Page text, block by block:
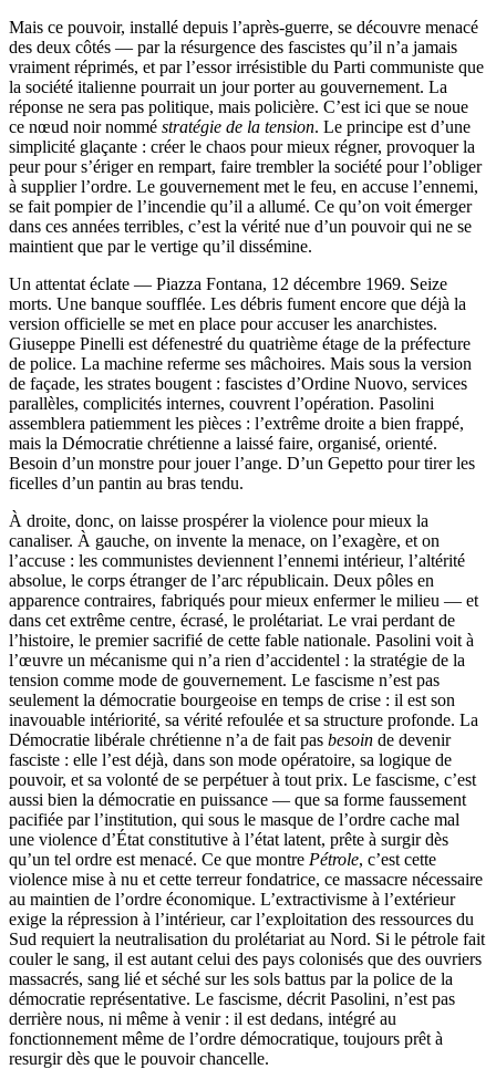
Mais ce pouvoir, installé depuis l’après-guerre, se découvre menacé
des deux côtés — par la résurgence des fascistes qu’il n’a jamais
vraiment réprimés, et par l’essor irrésistible du Parti communiste que
la société italienne pourrait un jour porter au gouvernement. La
réponse ne sera pas politique, mais policière. C’est ici que se noue
ce nœud noir nommé stratégie de la tension. Le principe est d’une
simplicité glaçante : créer le chaos pour mieux régner, provoquer la
peur pour s’ériger en rempart, faire trembler la société pour l’obliger
à supplier l’ordre. Le gouvernement met le feu, en accuse l’ennemi,
se fait pompier de l’incendie qu’il a allumé. Ce qu’on voit émerger
dans ces années terribles, c’est la vérité nue d’un pouvoir qui ne se
maintient que par le vertige qu’il dissémine.
Un attentat éclate — Piazza Fontana, 12 décembre 1969. Seize
morts. Une banque soufflée. Les débris fument encore que déjà la
version officielle se met en place pour accuser les anarchistes.
Giuseppe Pinelli est défenestré du quatrième étage de la préfecture
de police. La machine referme ses mâchoires. Mais sous la version
de façade, les strates bougent : fascistes d’Ordine Nuovo, services
parallèles, complicités internes, couvrent l’opération. Pasolini
assemblera patiemment les pièces : l’extrême droite a bien frappé,
mais la Démocratie chrétienne a laissé faire, organisé, orienté.
Besoin d’un monstre pour jouer l’ange. D’un Gepetto pour tirer les
ficelles d’un pantin au bras tendu.
À droite, donc, on laisse prospérer la violence pour mieux la
canaliser. À gauche, on invente la menace, on l’exagère, et on
l’accuse : les communistes deviennent l’ennemi intérieur, l’altérité
absolue, le corps étranger de l’arc républicain. Deux pôles en
apparence contraires, fabriqués pour mieux enfermer le milieu — et
dans cet extrême centre, écrasé, le prolétariat. Le vrai perdant de
l’histoire, le premier sacrifié de cette fable nationale. Pasolini voit à
l’œuvre un mécanisme qui n’a rien d’accidentel : la stratégie de la
tension comme mode de gouvernement. Le fascisme n’est pas
seulement la démocratie bourgeoise en temps de crise : il est son
inavouable intériorité, sa vérité refoulée et sa structure profonde. La
Démocratie libérale chrétienne n’a de fait pas besoin de devenir
fasciste : elle l’est déjà, dans son mode opératoire, sa logique de
pouvoir, et sa volonté de se perpétuer à tout prix. Le fascisme, c’est
aussi bien la démocratie en puissance — que sa forme faussement
pacifiée par l’institution, qui sous le masque de l’ordre cache mal
une violence d’État constitutive à l’état latent, prête à surgir dès
qu’un tel ordre est menacé. Ce que montre Pétrole, c’est cette
violence mise à nu et cette terreur fondatrice, ce massacre nécessaire
au maintien de l’ordre économique. L’extractivisme à l’extérieur
exige la répression à l’intérieur, car l’exploitation des ressources du
Sud requiert la neutralisation du prolétariat au Nord. Si le pétrole fait
couler le sang, il est autant celui des pays colonisés que des ouvriers
massacrés, sang lié et séché sur les sols battus par la police de la
démocratie représentative. Le fascisme, décrit Pasolini, n’est pas
derrière nous, ni même à venir : il est dedans, intégré au
fonctionnement même de l’ordre démocratique, toujours prêt à
resurgir dès que le pouvoir chancelle.